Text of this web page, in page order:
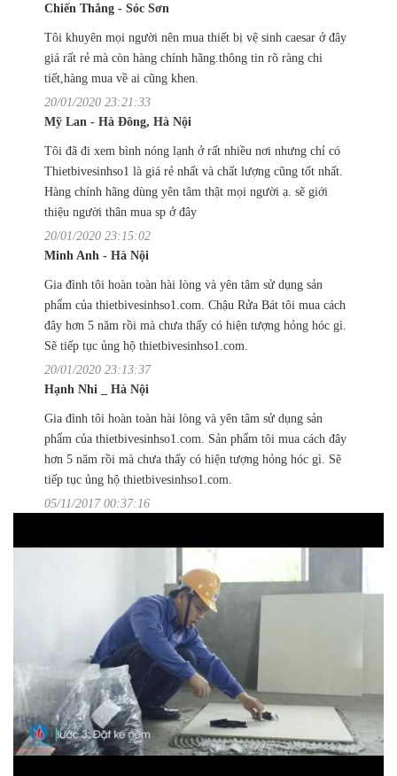
Chiến Thắng - Sóc Sơn
Tôi khuyên mọi người nên mua thiết bị vệ sinh caesar ở đây
giá rất rẻ mà còn hàng chính hãng.thông tin rõ ràng chi
tiết,hàng mua về ai cũng khen.
20/01/2020 23:21:33
Mỹ Lan - Hà Đông, Hà Nội
Tôi đã đi xem bình nóng lạnh ở rất nhiều nơi nhưng chỉ có
Thietbivesinhso1 là giá rẻ nhất và chất lượng cũng tốt nhất.
Hàng chính hãng dùng yên tâm thật mọi người ạ. sẽ giới
thiệu người thân mua sp ở đây
20/01/2020 23:15:02
Minh Anh - Hà Nội
Gia đình tôi hoàn toàn hài lòng và yên tâm sử dụng sản
phẩm của thietbivesinhso1.com. Chậu Rửa Bát tôi mua cách
đây hơn 5 năm rồi mà chưa thấy có hiện tượng hỏng hóc gì.
Sẽ tiếp tục ủng hộ thietbivesinhso1.com.
20/01/2020 23:13:37
Hạnh Nhi _ Hà Nội
Gia đình tôi hoàn toàn hài lòng và yên tâm sử dụng sản
phẩm của thietbivesinhso1.com. Sản phẩm tôi mua cách đây
hơn 5 năm rồi mà chưa thấy có hiện tượng hỏng hóc gì. Sẽ
tiếp tục ủng hộ thietbivesinhso1.com.
05/11/2017 00:37:16